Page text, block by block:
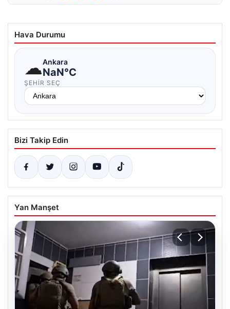
Hava Durumu
☁Ankara
NaN°C
ŞEHIR SEÇ
Bizi Takip Edin
Yan Manşet